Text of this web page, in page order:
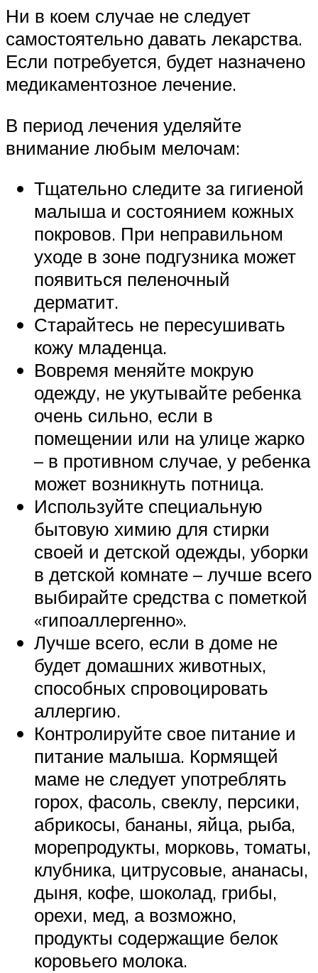
Ни в коем случае не следует
самостоятельно давать лекарства.
Если потребуется, будет назначено
медикаментозное лечение.
В период лечения уделяйте
внимание любым мелочам:
Тщательно следите за гигиеной
малыша и состоянием кожных
покровов. При неправильном
уходе в зоне подгузника может
появиться пеленочный
дерматит.
Старайтесь не пересушивать
кожу младенца.
Вовремя меняйте мокрую
одежду, не укутывайте ребенка
очень сильно, если в
помещении или на улице жарко
– в противном случае, у ребенка
может возникнуть потница.
Используйте специальную
бытовую химию для стирки
своей и детской одежды, уборки
в детской комнате – лучше всего
выбирайте средства с пометкой
«гипоаллергенно».
Лучше всего, если в доме не
будет домашних животных,
способных спровоцировать
аллергию.
Контролируйте свое питание и
питание малыша. Кормящей
маме не следует употреблять
горох, фасоль, свеклу, персики,
абрикосы, бананы, яйца, рыба,
морепродукты, морковь, томаты,
клубника, цитрусовые, ананасы,
дыня, кофе, шоколад, грибы,
орехи, мед, а возможно,
продукты содержащие белок
коровьего молока.